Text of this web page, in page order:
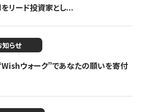
ード投資家とし...
知らせ
ウォーク”であなたの願いを寄付